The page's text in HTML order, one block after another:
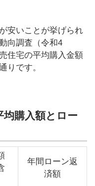
安いことが挙げられ
向調査（令和4
住宅の平均購入金額
りです。
均購入額とロー
年間ローン返
済額